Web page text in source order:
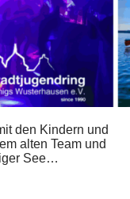
den Kindern und
alten Team und
See…